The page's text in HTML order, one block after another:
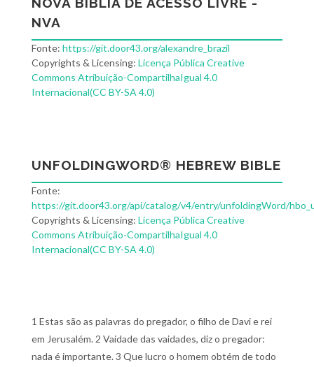
NVA
Fonte: https://git.door43.org/alexandre_brazil
Copyrights & Licensing: Licença Pública Creative
Commons Atribuição-CompartilhaIgual 4.0
Internacional(CC BY-SA 4.0)
UNFOLDINGWORD® HEBREW BIBLE
Fonte:
https://git.door43.org/api/catalog/v4/entry/unfoldingWord/
Copyrights & Licensing: Licença Pública Creative
Commons Atribuição-CompartilhaIgual 4.0
Internacional(CC BY-SA 4.0)
1 Estas são as palavras do pregador, o filho de Davi e rei
em Jerusalém. 2 Vaidade das vaidades, diz o pregador:
nada é importante. 3 Que lucro o homem obtém de todo